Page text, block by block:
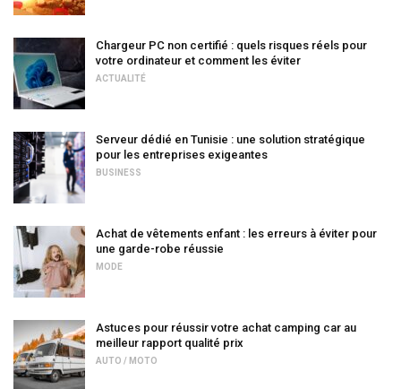
Chargeur PC non certifié : quels risques réels pour
votre ordinateur et comment les éviter
ACTUALITÉ
Serveur dédié en Tunisie : une solution stratégique
pour les entreprises exigeantes
BUSINESS
Achat de vêtements enfant : les erreurs à éviter pour
une garde-robe réussie
MODE
Astuces pour réussir votre achat camping car au
meilleur rapport qualité prix
AUTO / MOTO